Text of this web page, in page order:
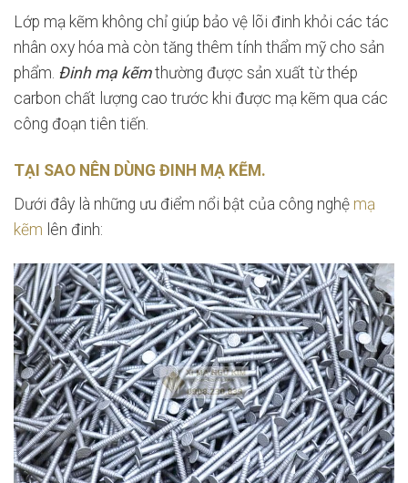
Lớp mạ kẽm không chỉ giúp bảo vệ lõi đinh khỏi các tác
nhân oxy hóa mà còn tăng thêm tính thẩm mỹ cho sản
phẩm. Đinh mạ kẽmthường được sản xuất từ thép
carbon chất lượng cao trước khi được mạ kẽm qua các
công đoạn tiên tiến.
TẠI SAO NÊN DÙNG ĐINH MẠ KẼM.
Dưới đây là những ưu điểm nổi bật của công nghệ mạ
kẽm lên đinh: